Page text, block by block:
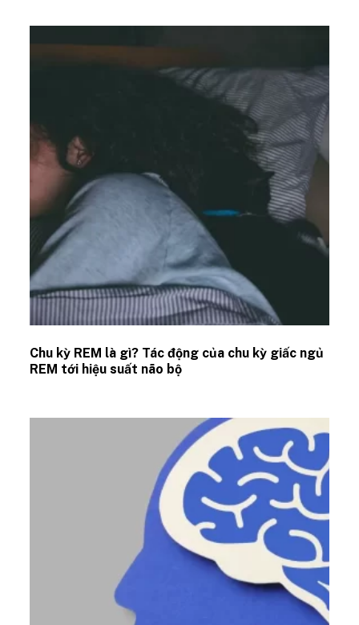
Chu kỳ REM là gì? Tác động của chu kỳ giấc ngủ
REM tới hiệu suất não bộ